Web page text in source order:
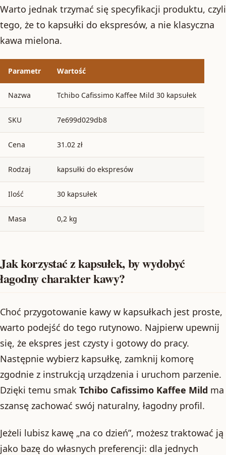
Warto jednak trzymać się specyfikacji produktu, czyli
tego, że to kapsułki do ekspresów, a nie klasyczna
kawa mielona.
Parametr Wartość
Nazwa Tchibo Cafissimo Kaffee Mild 30 kapsułek
SKU 7e699d029db8
Cena 31.02 zł
Rodzaj kapsułki do ekspresów
Ilość 30 kapsułek
Masa 0,2 kg
Jak korzystać z kapsułek, by wydobyć
łagodny charakter kawy?
Choć przygotowanie kawy w kapsułkach jest proste,
warto podejść do tego rutynowo. Najpierw upewnij
się, że ekspres jest czysty i gotowy do pracy.
Następnie wybierz kapsułkę, zamknij komorę
zgodnie z instrukcją urządzenia i uruchom parzenie.
Dzięki temu smak Tchibo Cafissimo Kaffee Mild ma
szansę zachować swój naturalny, łagodny profil.
Jeżeli lubisz kawę „na co dzień”, możesz traktować ją
jako bazę do własnych preferencji: dla jednych